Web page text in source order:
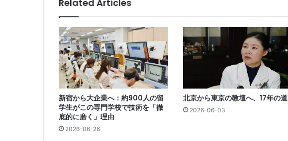
Related Articles
新宿から大企業へ：約900人の留
学生がこの専門学校で技術を「徹
底的に磨く」理由
2026-06-26
北京から東京の教壇へ、17年の道
2026-06-03